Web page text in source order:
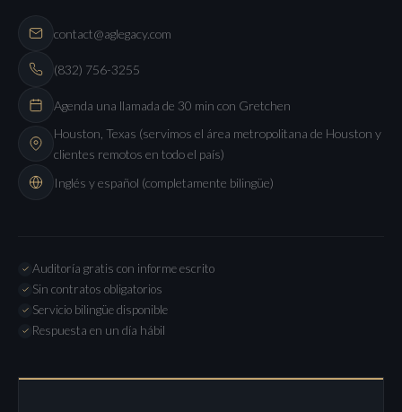
contact@aglegacy.com
(832) 756-3255
Agenda una llamada de 30 min con Gretchen
Houston, Texas (servimos el área metropolitana de Houston y
clientes remotos en todo el país)
Inglés y español (completamente bilingüe)
Auditoría gratis con informe escrito
Sin contratos obligatorios
Servicio bilingüe disponible
Respuesta en un día hábil